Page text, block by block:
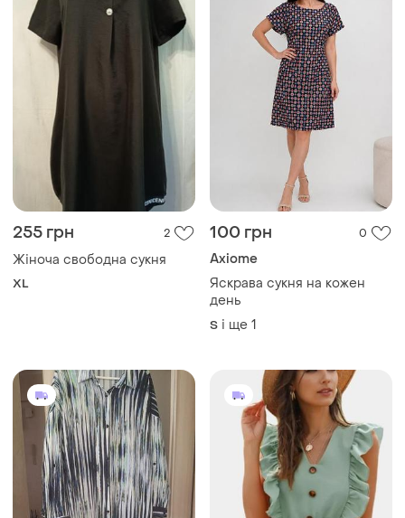
255 грн 2
Жіноча свободна сукня
XL
100 грн 0
Axiome
Яскрава сукня на кожен
день
S і ще 1